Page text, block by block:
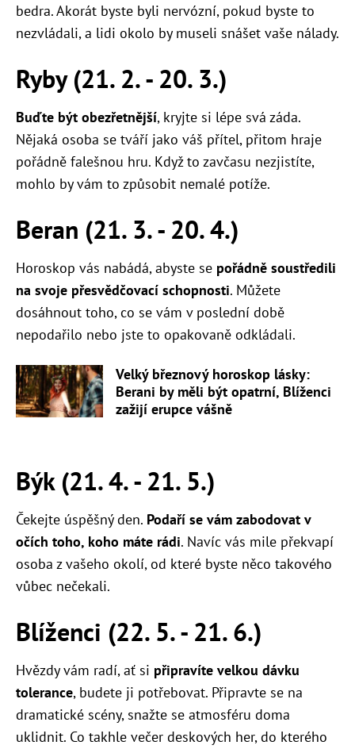
bedra. Akorát byste byli nervózní, pokud byste to
nezvládali, a lidi okolo by museli snášet vaše nálady.
Ryby (21. 2. - 20. 3.)
Buďte být obezřetnější, kryjte si lépe svá záda.
Nějaká osoba se tváří jako váš přítel, přitom hraje
pořádně falešnou hru. Když to zavčasu nezjistíte,
mohlo by vám to způsobit nemalé potíže.
Beran (21. 3. - 20. 4.)
Horoskop vás nabádá, abyste se pořádně soustředili
na svoje přesvědčovací schopnosti. Můžete
dosáhnout toho, co se vám v poslední době
nepodařilo nebo jste to opakovaně odkládali.
Velký březnový horoskop lásky:
Berani by měli být opatrní, Blíženci
zažijí erupce vášně
Býk (21. 4. - 21. 5.)
Čekejte úspěšný den. Podaří se vám zabodovat v
očích toho, koho máte rádi. Navíc vás mile překvapí
osoba z vašeho okolí, od které byste něco takového
vůbec nečekali.
Blíženci (22. 5. - 21. 6.)
Hvězdy vám radí, ať si připravíte velkou dávku
tolerance, budete ji potřebovat. Připravte se na
dramatické scény, snažte se atmosféru doma
uklidnit. Co takhle večer deskových her, do kterého